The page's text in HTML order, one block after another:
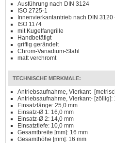
Ausführung nach DIN 3124
ISO 2725-1
Innenvierkantantrieb nach DIN 3120
ISO 1174
mit Kugelfangrille
Handbetätigt
griffig gerändelt
Chrom-Vanadium-Stahl
matt verchromt
TECHNISCHE MERKMALE:
Antriebsaufnahme, Vierkant-
Antriebsaufnahme, Vierkant- [zöllig]:
Einsatzlänge: 25,0 mm
Einsatz-Ø 1: 16,0 mm
Einsatz-Ø 2: 14,0 mm
Einsatztiefe: 10,0 mm
Gesamtbreite [mm]: 16 mm
Gesamthöhe [mm]: 16 mm